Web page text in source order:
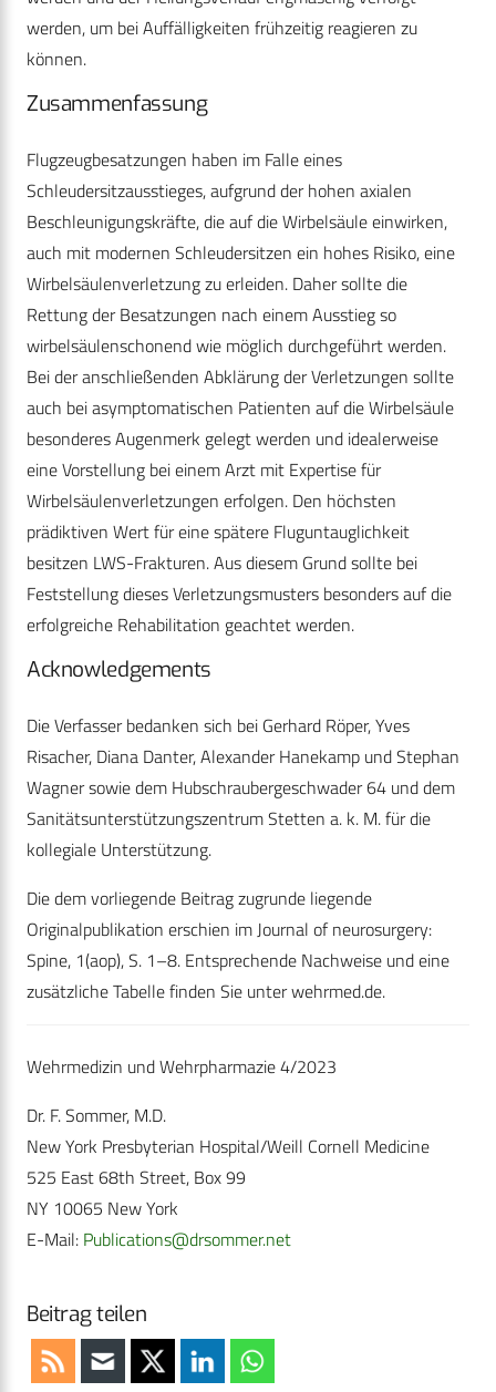
werden, um bei Auffälligkeiten frühzeitig reagieren zu
können.
Zusammenfassung
Flugzeugbesatzungen haben im Falle eines
Schleudersitzausstieges, aufgrund der hohen axialen
Beschleunigungskräfte, die auf die Wirbelsäule einwirken,
auch mit modernen Schleudersitzen ein hohes Risiko, eine
Wirbelsäulenverletzung zu erleiden. Daher sollte die
Rettung der Besatzungen nach einem Ausstieg so
wirbelsäulenschonend wie möglich durchgeführt werden.
Bei der anschließenden Abklärung der Verletzungen sollte
auch bei asymptomatischen Patienten auf die Wirbelsäule
besonderes Augenmerk gelegt werden und idealerweise
eine Vorstellung bei einem Arzt mit Expertise für
Wirbelsäulenverletzungen erfolgen. Den höchsten
prädiktiven Wert für eine spätere Fluguntauglichkeit
besitzen LWS-Frakturen. Aus diesem Grund sollte bei
Feststellung dieses Verletzungsmusters besonders auf die
erfolgreiche Rehabilitation geachtet werden.
Acknowledgements
Die Verfasser bedanken sich bei Gerhard Röper, Yves
Risacher, Diana Danter, Alexander Hanekamp und Stephan
Wagner sowie dem Hubschraubergeschwader 64 und dem
Sanitätsunterstützungszentrum Stetten a. k. M. für die
kollegiale Unterstützung.
Die dem vorliegende Beitrag zugrunde liegende
Originalpublikation erschien im Journal of neurosurgery:
Spine, 1(aop), S. 1–8. Entsprechende Nachweise und eine
zusätzliche Tabelle finden Sie unter wehrmed.de.
Wehrmedizin und Wehrpharmazie 4/2023
Dr. F. Sommer, M.D.
New York Presbyterian Hospital/Weill Cornell Medicine
525 East 68th Street, Box 99
NY 10065 New York
E-Mail: Publications@drsommer.net
Beitrag teilen